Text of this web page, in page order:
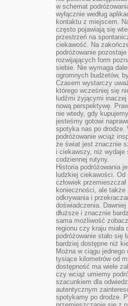
w schemat
wyłącznie według
kontaktu z miejscem.
często pojawiają się
przestrzeń na
ciekawość. Na
podróżowanie
rozwijających form
siebie. Nie wymaga
ogromnych budżetów,
Czasem wystarczy
którego wcześniej się
ludźmi żyjącymi
nową perspektywę.
nie wtedy, gdy
jesteśmy gotowi
spotyka nas po drodze.
podróżowanie wciąż
że świat jest znacznie
i ciekawszy, niż wydaje
codziennej rutyny.
Historia podróżowania
ludzkiej ciekawości.
człowiek
konieczności, ale także
odkrywania i
doświadczenia.
dłuższe i znacznie
sama możliwość
regionu czy kraju miała
podróżowanie stało się
bardziej dostępne niż
Można w ciągu
tysiące kilometrów od
dostępność ma wiele
czy wciąż umiemy
szacunkiem dla
autentycznym
spotykamy po drodze.